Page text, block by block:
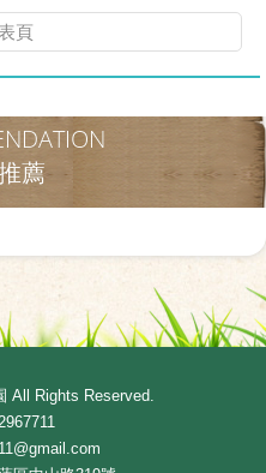
頁
薦
All Rights Reserved.